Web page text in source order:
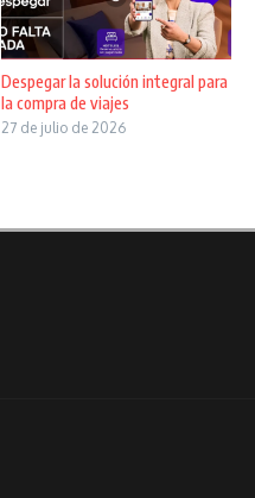
Despegar la solución integral para
la compra de viajes
27 de julio de 2026